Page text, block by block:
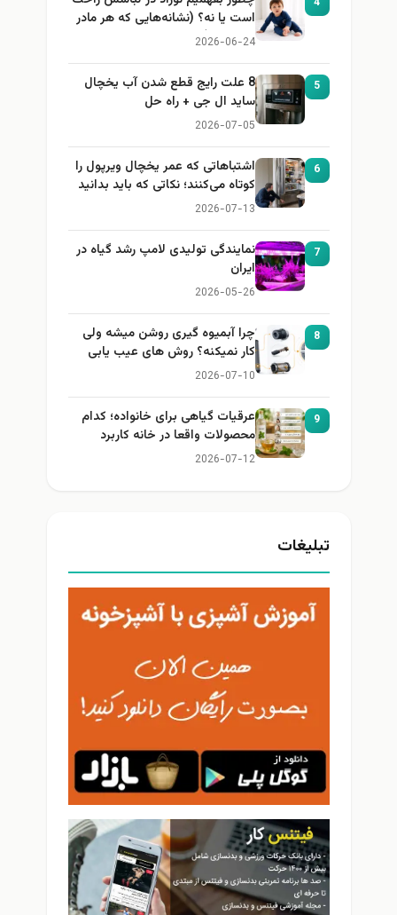
است یا نه؟ (نشانه‌هایی که هر مادر
باید بداند)
2026-06-24
5
8 علت رایج قطع شدن آب یخچال
ساید ال جی + راه حل
2026-07-05
6
اشتباهاتی که عمر یخچال ویرپول را
کوتاه می‌کنند؛ نکاتی که باید بدانید
2026-07-13
7
نمایندگی تولیدی لامپ رشد گیاه در
ایران
2026-05-26
8
چرا آبمیوه گیری روشن میشه ولی
کار نمیکنه؟ روش های عیب یابی
2026-07-10
9
عرقیات گیاهی برای خانواده؛ کدام
محصولات واقعا در خانه کاربرد
دارند؟
2026-07-12
تبلیغات